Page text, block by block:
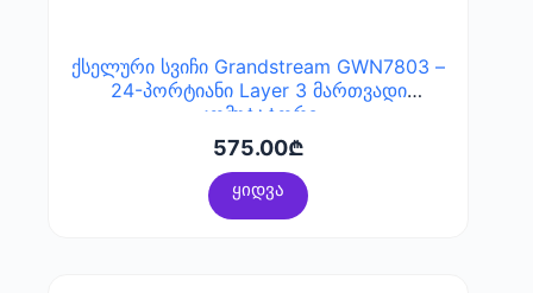
ქსელური სვიჩი Grandstream GWN7803 –
24-პორტიანი Layer 3 მართვადი
კომუტატორი
575.00₾
ყიდვა